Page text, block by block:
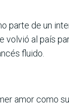
parte de un
volvió al país
fluido.
amor como